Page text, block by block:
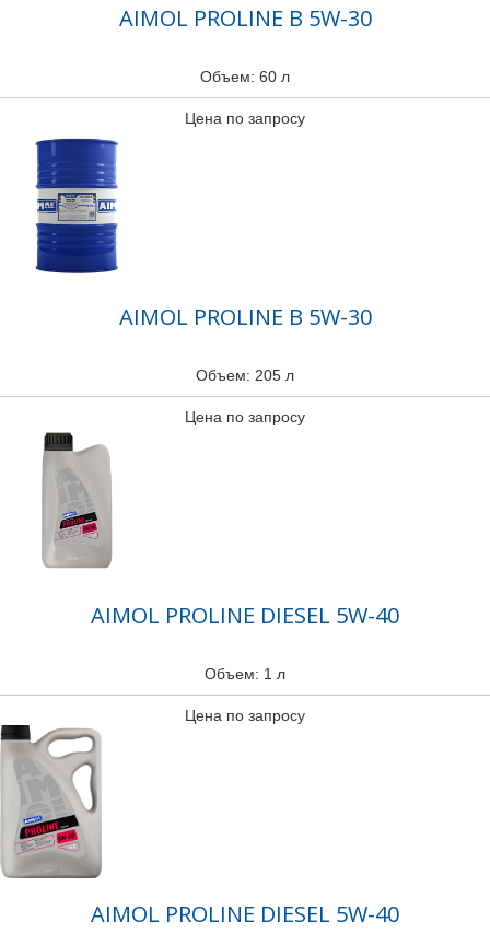
AIMOL PROLINE B 5W-30
Объем: 60 л
Цена по запросу
AIMOL PROLINE B 5W-30
Объем: 205 л
Цена по запросу
AIMOL PROLINE DIESEL 5W-40
Объем: 1 л
Цена по запросу
AIMOL PROLINE DIESEL 5W-40